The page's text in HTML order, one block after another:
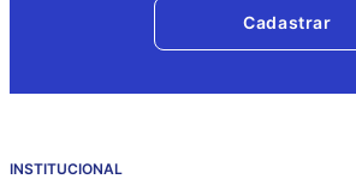
Cadastrar
INSTITUCIONAL